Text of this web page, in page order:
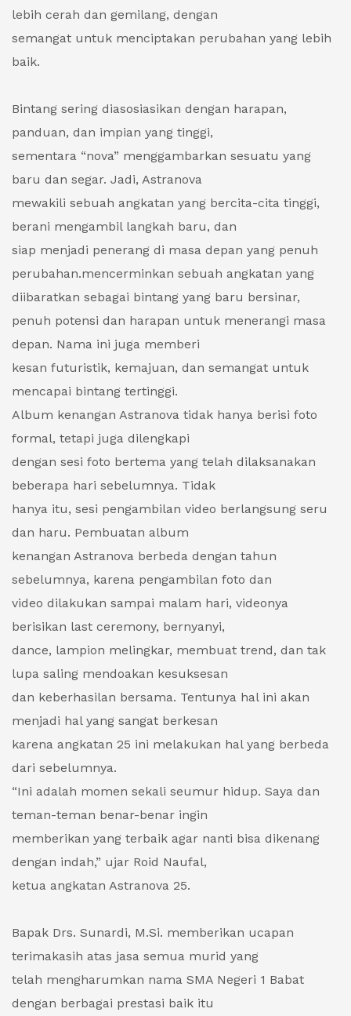
lebih cerah dan gemilang, dengan
semangat untuk menciptakan perubahan yang lebih
baik.
Bintang sering diasosiasikan dengan harapan,
panduan, dan impian yang tinggi,
sementara “nova” menggambarkan sesuatu yang
baru dan segar. Jadi, Astranova
mewakili sebuah angkatan yang bercita-cita tinggi,
berani mengambil langkah baru, dan
siap menjadi penerang di masa depan yang penuh
perubahan.mencerminkan sebuah angkatan yang
diibaratkan sebagai bintang yang baru bersinar,
penuh potensi dan harapan untuk menerangi masa
depan. Nama ini juga memberi
kesan futuristik, kemajuan, dan semangat untuk
mencapai bintang tertinggi.
Album kenangan Astranova tidak hanya berisi foto
formal, tetapi juga dilengkapi
dengan sesi foto bertema yang telah dilaksanakan
beberapa hari sebelumnya. Tidak
hanya itu, sesi pengambilan video berlangsung seru
dan haru. Pembuatan album
kenangan Astranova berbeda dengan tahun
sebelumnya, karena pengambilan foto dan
video dilakukan sampai malam hari, videonya
berisikan last ceremony, bernyanyi,
dance, lampion melingkar, membuat trend, dan tak
lupa saling mendoakan kesuksesan
dan keberhasilan bersama. Tentunya hal ini akan
menjadi hal yang sangat berkesan
karena angkatan 25 ini melakukan hal yang berbeda
dari sebelumnya.
“Ini adalah momen sekali seumur hidup. Saya dan
teman-teman benar-benar ingin
memberikan yang terbaik agar nanti bisa dikenang
dengan indah,” ujar Roid Naufal,
ketua angkatan Astranova 25.
Bapak Drs. Sunardi, M.Si. memberikan ucapan
terimakasih atas jasa semua murid yang
telah mengharumkan nama SMA Negeri 1 Babat
dengan berbagai prestasi baik itu